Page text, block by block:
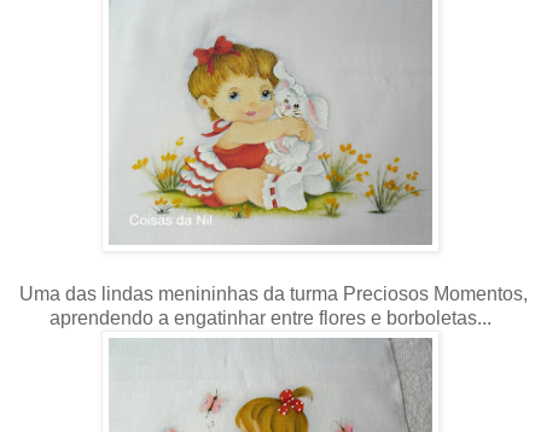
Uma das lindas menininhas da turma Preciosos Momentos,
aprendendo a engatinhar entre flores e borboletas...